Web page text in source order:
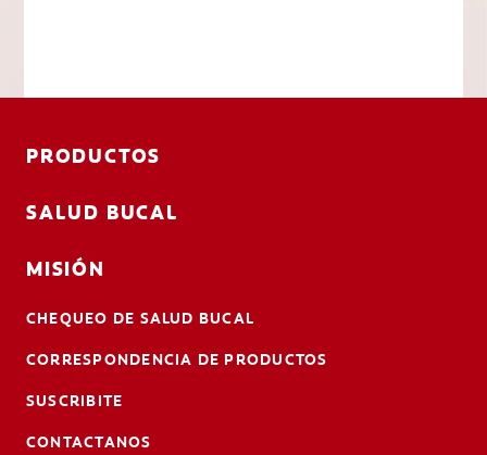
PRODUCTOS
SALUD BUCAL
MISIÓN
CHEQUEO DE SALUD BUCAL
CORRESPONDENCIA DE PRODUCTOS
SUSCRIBITE
CONTACTANOS